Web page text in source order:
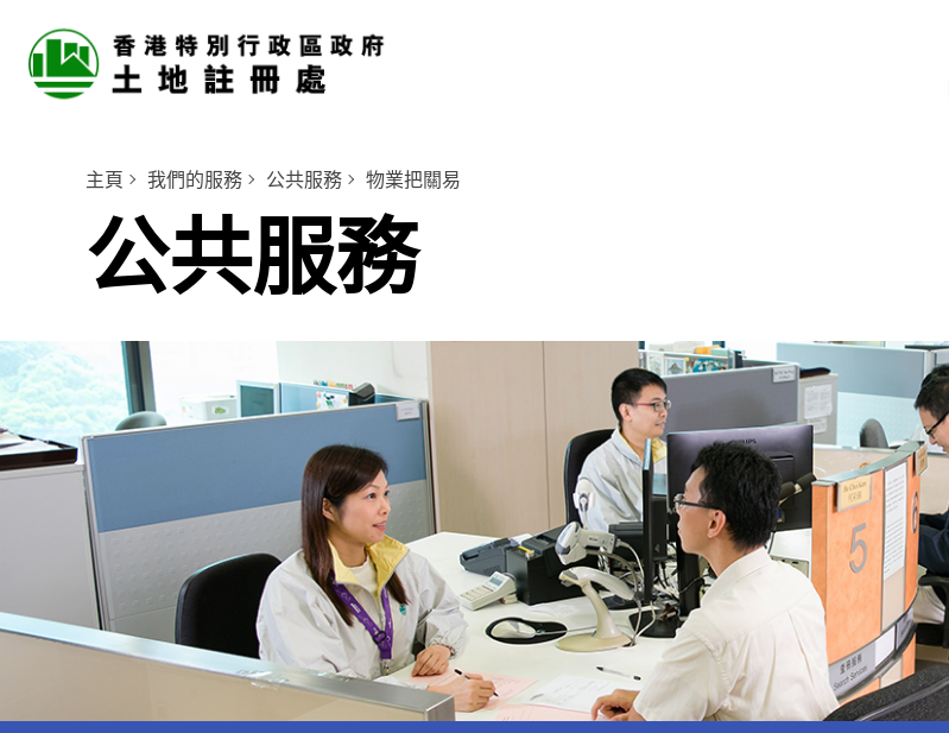
主頁 我們的服務 公共服務 物業把關易
公共服務